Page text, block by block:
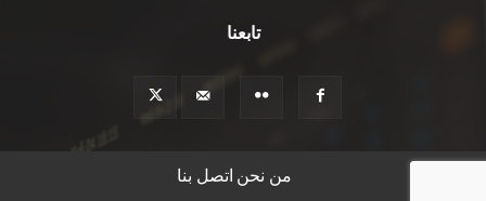
تابعنا
من نحن اتصل بنا